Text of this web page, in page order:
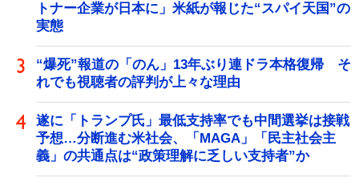
トナー企業が日本に」米紙が報じた“スパイ天国”の
実態
“爆死”報道の「のん」13年ぶり連ドラ本格復帰 そ
れでも視聴者の評判が上々な理由
遂に「トランプ氏」最低支持率でも中間選挙は接戦
予想…分断進む米社会、「MAGA」「民主社会主
義」の共通点は“政策理解に乏しい支持者”か